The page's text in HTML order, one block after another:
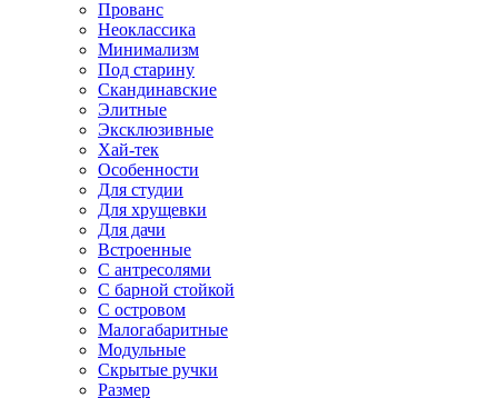
Прованс
Неоклассика
Минимализм
Под старину
Скандинавские
Элитные
Эксклюзивные
Хай-тек
Особенности
Для студии
Для хрущевки
Для дачи
Встроенные
С антресолями
С барной стойкой
С островом
Малогабаритные
Модульные
Скрытые ручки
Размер